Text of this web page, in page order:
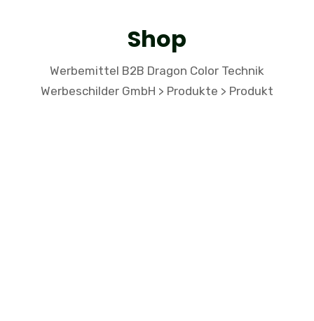
Shop
Werbemittel B2B Dragon Color Technik
Werbeschilder GmbH > Produkte > Produkt